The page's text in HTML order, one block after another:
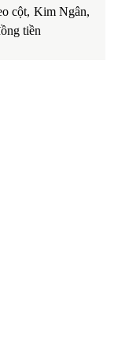
cột, Kim Ngân,
tiền